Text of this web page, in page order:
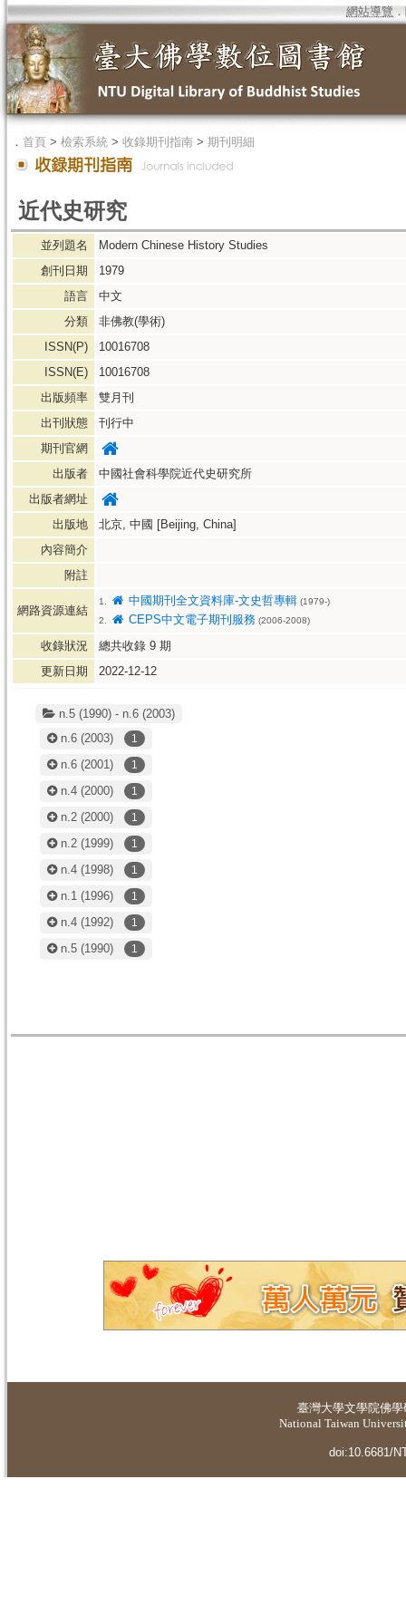
網站導覽 ．
． 首頁 > 檢索系統 > 收錄期刊指南 > 期刊明細
近代史研究
並列題名
Modern Chinese History Studies
創刊日期
1979
語言
中文
分類
非佛教(學術)
ISSN(P)
10016708
ISSN(E)
10016708
出版頻率
雙月刊
出刊狀態
刊行中
期刊官網
出版者
中國社會科學院近代史研究所
出版者網址
出版地
北京, 中國 [Beijing, China]
內容簡介
附註
網路資源連結
1. 中國期刊全文資料庫-文史哲專輯 (1979-)
2.
CEPS中文電子期刊服務 (2006-2008)
收錄狀況 總共收錄 9 期
更新日期
2022-12-12
n.5 (1990) - n.6 (2003)
n.6 (2003) 1
n.6 (2001) 1
n.4 (2000) 1
n.2 (2000) 1
n.2 (1999) 1
n.4 (1998) 1
n.1 (1996) 1
n.4 (1992) 1
n.5 (1990) 1
臺灣大學文學院佛
National Taiwan
doi:10.6681/